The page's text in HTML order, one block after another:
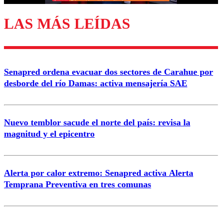
Enviar comentario
LAS MÁS LEÍDAS
Senapred ordena evacuar dos sectores de Carahue por
desborde del río Damas: activa mensajería SAE
Nuevo temblor sacude el norte del país: revisa la
magnitud y el epicentro
Alerta por calor extremo: Senapred activa Alerta
Temprana Preventiva en tres comunas